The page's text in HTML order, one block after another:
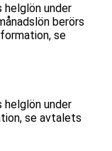
helglön under
berörs
se
helglön under
se avtalets